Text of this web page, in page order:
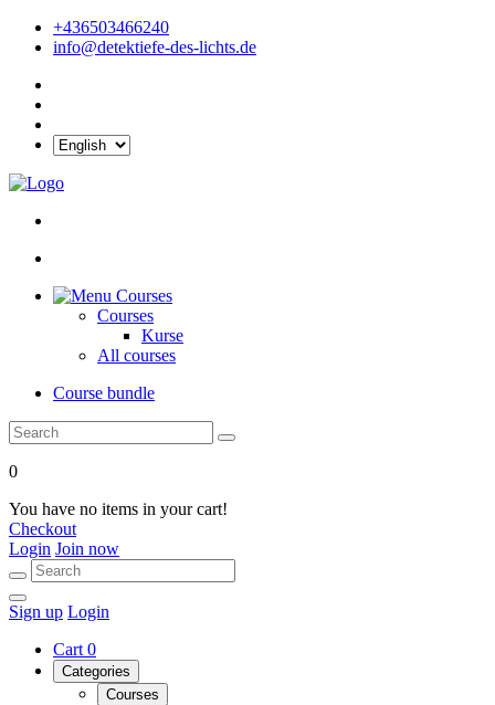
+436503466240
info@detektiefe-des-lichts.de
Courses
Courses
Kurse
All courses
Course bundle
0
You have no items in your cart!
Checkout
Login Join now
Sign up Login
Cart 0
Categories
Courses